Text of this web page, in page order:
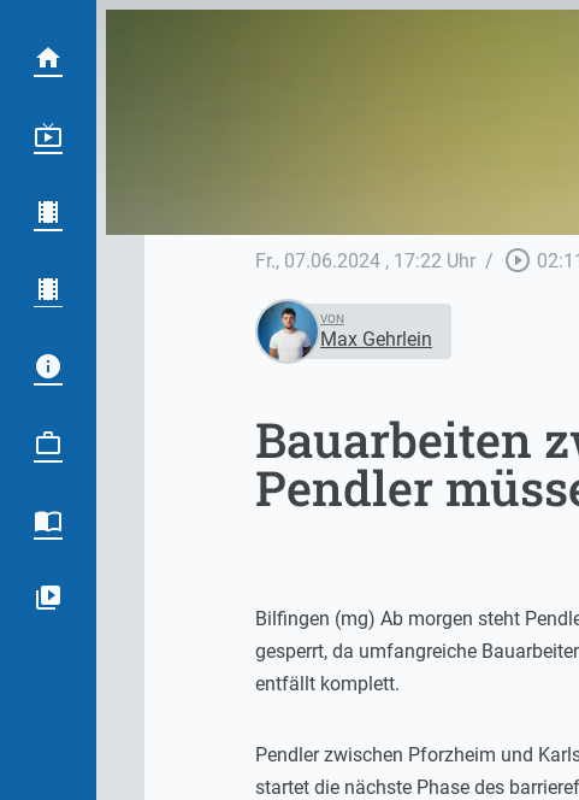
Fr., 07.06.2024 , 17:22 Uhr / play_circle_outline
VON
Max Gehrlein
Bauarbeiten
Pendler
Bilfingen (mg) Ab morgen steht
gesperrt, da umfangreiche
entfällt komplett.
Pendler zwischen Pforzheim und
startet die nächste Phase des